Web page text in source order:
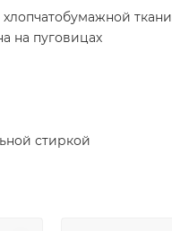
ткани
на пуговицах
стиркой